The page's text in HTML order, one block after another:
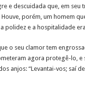
e descuidada que, em seu
porém, um homem
polidez e a hospitalidade
o seu clamor tem
agora protegê-lo,
anjos: “Levantai-vos; saí